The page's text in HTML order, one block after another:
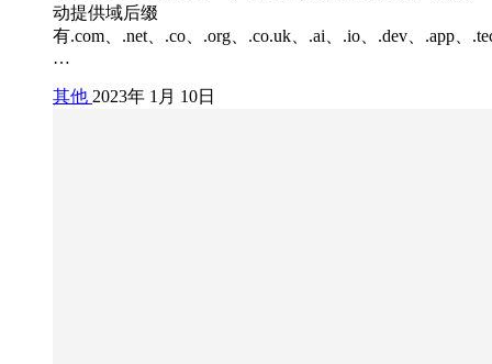
动提供域后缀
有.com、.net、.co、.org、.co.uk、.ai、.io、.dev、.app、
…
其他 2023年 1月 10日